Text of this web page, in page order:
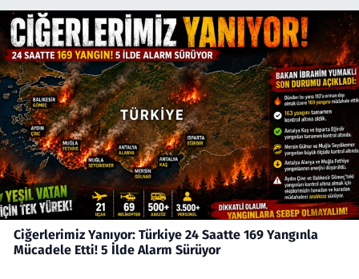
Ciğerlerimiz Yanıyor: Türkiye 24 Saatte 169 Yangınla
Mücadele Etti! 5 İlde Alarm Sürüyor